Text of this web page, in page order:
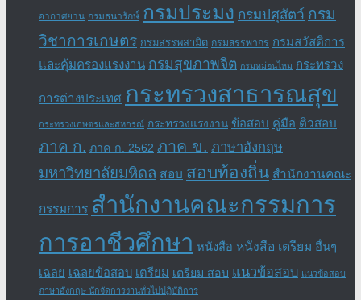
อากาศยาน กรมธนารักษ์ กรมประมง กรมปศุสัตว์ กรม
วิชาการเกษตร กรมสรรพสามิต กรมสรรพากร กรมสวัสดิการ
และคุ้มครองแรงงาน กรมสุขภาพจิต กรมหม่อนไหม กระทรวง
การต่างประเทศ กระทรวงสาธารณสุข
กระทรวงเกษตรและสหกรณ์ กระทรวงแรงงาน ข้อสอบ คู่มือ ติวสอบ
ภาค ก. ภาค ก. 2562 ภาค ข. ภาษาอังกฤษ
มหาวิทยาลัยมหิดล สอบ สอบท้องถิ่น สำนักงานคณะ
กรรมการ สำนักงานคณะกรรมการ
การอาชีวศึกษา หนังสือ หนังสือ เตรียม อื่นๆ
เฉลย เฉลยข้อสอบ เตรียม เตรียม สอบ แนวข้อสอบ แนวข้อสอบ
ภาษาอังกฤษ นักจัดการงานทั่วไปปฏิบัติการ